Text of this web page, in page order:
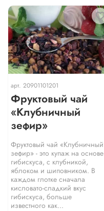
арт. 20901101201
Фруктовый чай
«Клубничный
зефир»
Фруктовый чай «Клубничный
зефир» - это купаж на основе
гибискуса, с клубникой,
яблоком и шиповником. В
каждом глотке сначала
кисловато-сладкий вкус
гибискуса, больше
известного как...